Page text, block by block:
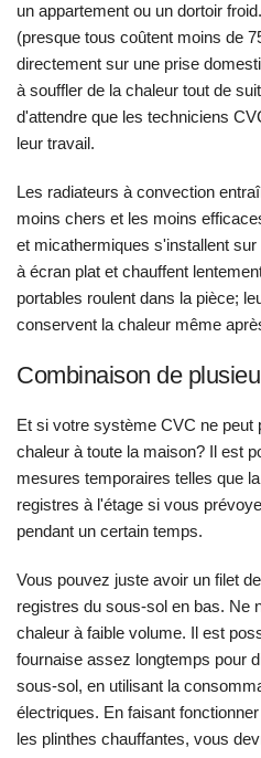
un appartement ou un dortoir
(presque tous coûtent moins de
directement sur une prise
à souffler de la chaleur tout de
d'attendre que les techniciens
leur travail.
Les radiateurs à convection
moins chers et les moins
et micathermiques s'installent
à écran plat et chauffent
portables roulent dans la pièce;
conservent la chaleur même
Combinaison de
Et si votre système CVC ne peut
chaleur à toute la maison? Il est
mesures temporaires telles que
registres à l'étage si vous
pendant un certain temps.
Vous pouvez juste avoir un filet
registres du sous-sol en bas. Ne
chaleur à faible volume. Il est
fournaise assez longtemps pour
sous-sol, en utilisant la
électriques. En faisant
les plinthes chauffantes, vous